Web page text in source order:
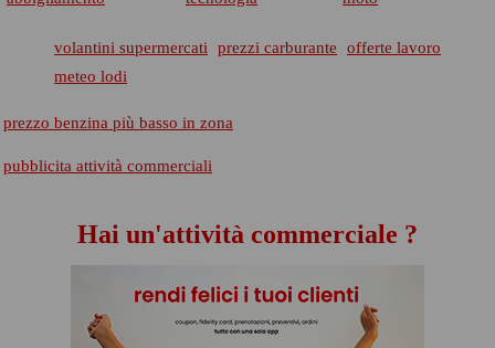
volantini supermercati prezzi carburante
offerte lavoro
meteo lodi
prezzo benzina più basso in zona
pubblicita attività commerciali
Hai un'attività commerciale ?